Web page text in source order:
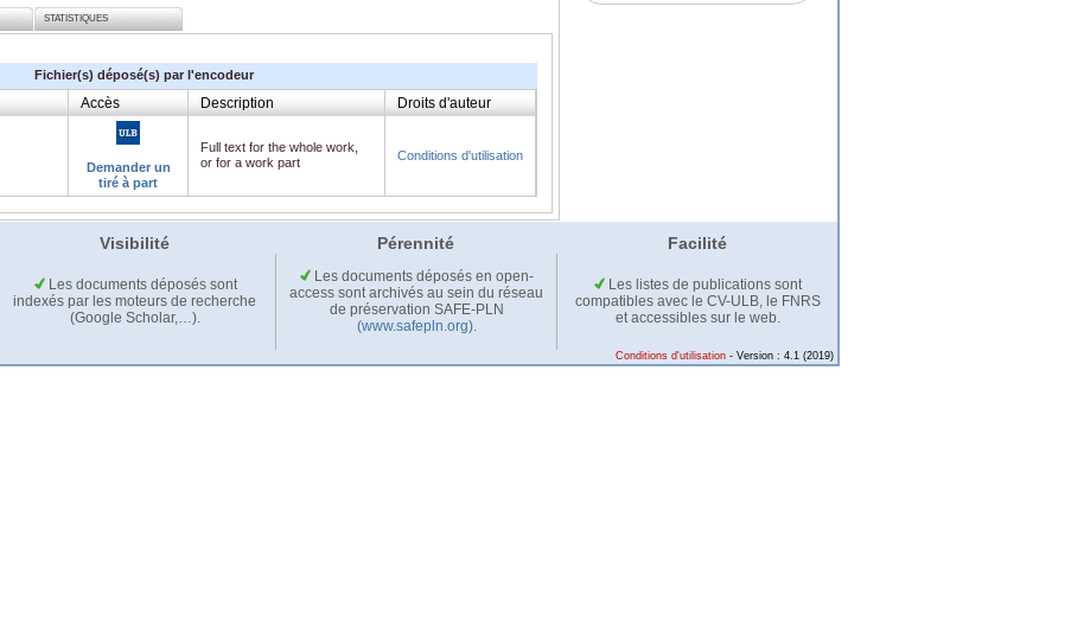
STATISTIQUES
Fichier(s) déposé(s) par l'encodeur
Accès Description Droits d'auteur
Demander un
tiré à part
Full text for the whole work,
or for a work part
Conditions d'utilisation
Visibilité Pérennité Facilité
Les documents déposés sont
indexés par les moteurs de recherche
(Google Scholar,…).
Les documents déposés en open-
access sont archivés au sein du réseau
de préservation SAFE-PLN
(www.safepln.org).
Les listes de publications sont
compatibles avec le CV-ULB, le FNRS
et accessibles sur le web.
Conditions d'utilisation - Version : 4.1 (2019)